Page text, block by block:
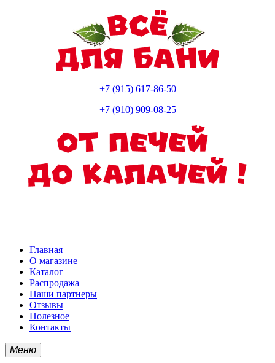
+7 (915) 617-86-50
+7 (910) 909-08-25
Главная
О магазине
Каталог
Распродажа
Наши партнеры
Отзывы
Полезное
Контакты
Меню